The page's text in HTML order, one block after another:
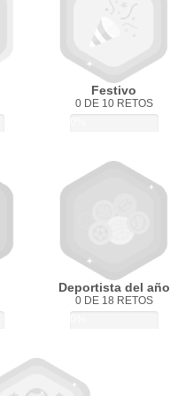
Festivo
0 DE 10 RETOS
Deportista del año
0 DE 18 RETOS